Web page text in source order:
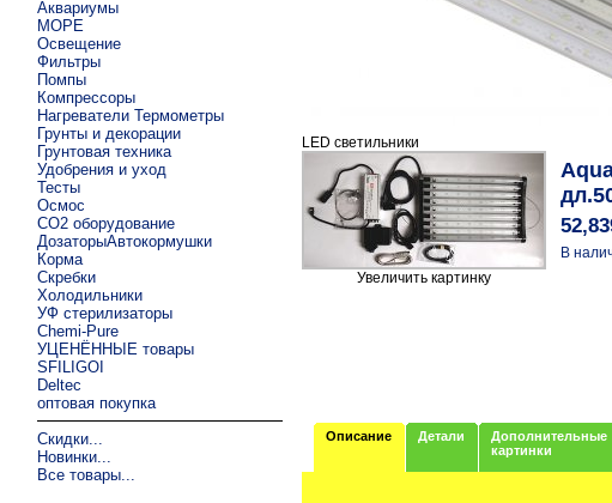
Аквариумы
МОРЕ
Освещение
Фильтры
Помпы
Компрессоры
Нагреватели Термометры
Грунты и декорации
Грунтовая техника
Удобрения и уход
Тесты
Осмос
CO2 оборудование
ДозаторыАвтокормушки
Корма
Скребки
Холодильники
УФ стерилизаторы
Chemi-Pure
УЦЕНЁННЫЕ товары
SFILIGOI
Deltec
оптовая покупка
Скидки...
Новинки...
Все товары...
LED светильники
Увеличить картинку
В
Описание Детали
Дополнительные
картинки